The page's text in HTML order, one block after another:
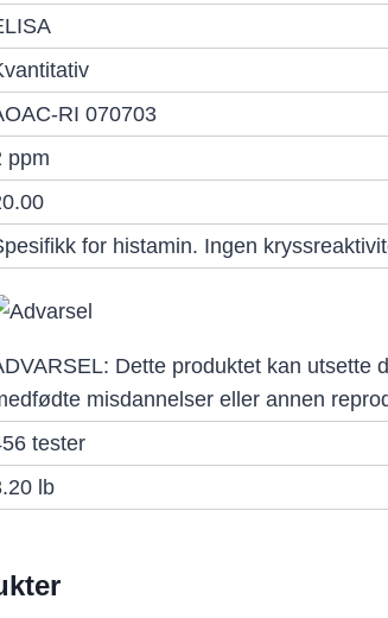
RI 070703
ppm
for histamin. Ingen
Dette produktet kan utsette
misdannelser eller annen
tester
lb